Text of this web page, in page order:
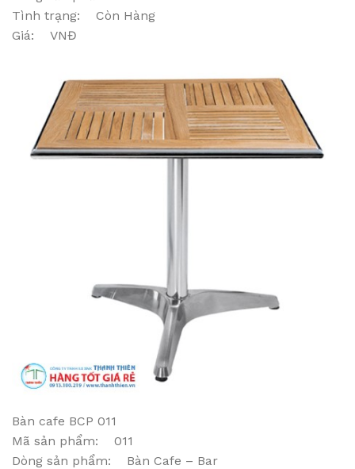
Tình trạng: Còn Hàng
Giá: VNĐ
Bàn cafe BCP 011
Mã sản phẩm: 011
Dòng sản phẩm: Bàn Cafe – Bar